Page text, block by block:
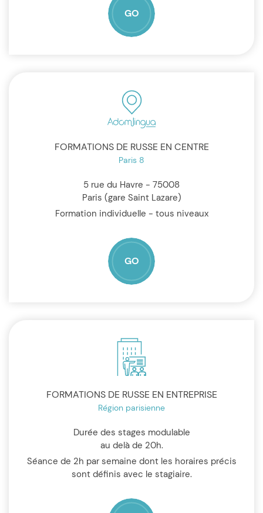
GO
FORMATIONS DE RUSSE EN CENTRE
Paris 8
5 rue du Havre - 75008
Paris (gare Saint Lazare)
Formation individuelle - tous niveaux
GO
FORMATIONS DE RUSSE EN ENTREPRISE
Région parisienne
Durée des stages modulable
au delà de 20h.
Séance de 2h par semaine dont les horaires précis
sont définis avec le stagiaire.